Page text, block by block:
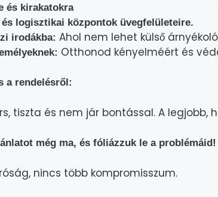
és kirakatokra
és logisztikai központok üvegfelületeire.
irodákba: Ahol nem lehet külső
Otthonod kényelméért és
a rendelésről:
tiszta és nem jár bontással. A legjobb,
még ma, és fóliázzuk le a problémáid!
nincs több kompromisszum.